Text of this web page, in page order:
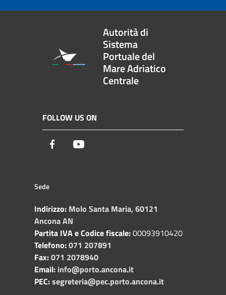
Autorità di
Sistema
Portuale del
Mare Adriatico
Centrale
FOLLOW US ON
Facebook
Sede
Indirizzo: Molo Santa Maria, 60121
Ancona AN
Partita IVA e Codice fiscale:00093910420
Telefono:071 207891
Fax:071 2078940
Email: info@porto.ancona.it
PEC:segreteria@pec.porto.ancona.it